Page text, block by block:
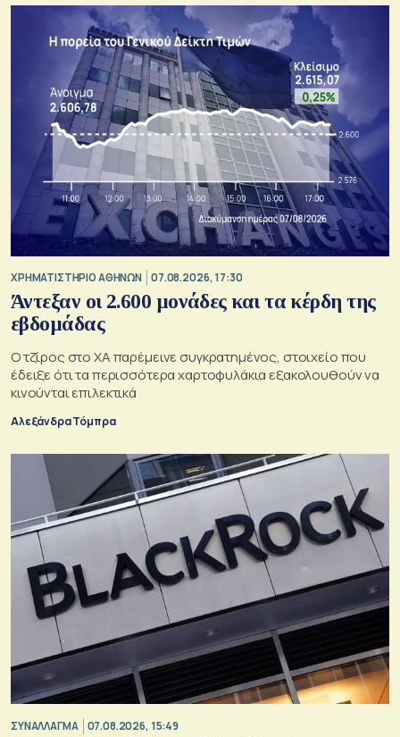
XΡΗΜΑΤΙΣΤΗΡΙΟ ΑΘΗΝΩΝ 07.08.2026, 17:30
Άντεξαν οι 2.600 μονάδες και τα κέρδη της
εβδομάδας
Ο τζίρος στο ΧΑ παρέμεινε συγκρατημένος, στοιχείο που
έδειξε ότι τα περισσότερα χαρτοφυλάκια εξακολουθούν να
κινούνται επιλεκτικά
Αλεξάνδρα Τόμπρα
ΣΥΝΑΛΛΑΓΜΑ 07.08.2026, 15:49